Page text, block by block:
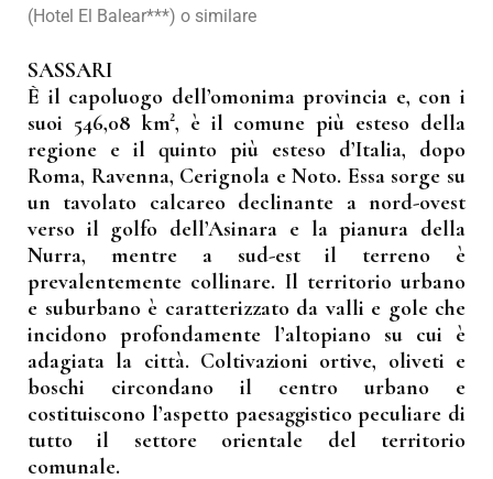
(Hotel El Balear***) o similare
SASSARI
È il capoluogo dell’omonima provincia e, con i
suoi 546,08 km², è il comune più esteso della
regione e il quinto più esteso d’Italia, dopo
Roma, Ravenna, Cerignola e Noto. Essa sorge su
un tavolato calcareo declinante a nord-ovest
verso il golfo dell’Asinara e la pianura della
Nurra, mentre a sud-est il terreno è
prevalentemente collinare. Il territorio urbano
e suburbano è caratterizzato da valli e gole che
incidono profondamente l’altopiano su cui è
adagiata la città. Coltivazioni ortive, oliveti e
boschi circondano il centro urbano e
costituiscono l’aspetto paesaggistico peculiare di
tutto il settore orientale del territorio
comunale.